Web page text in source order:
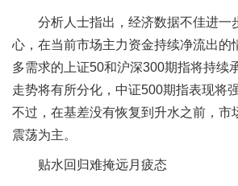
分析人士指出，经济数据不佳进一
心，在当前市场主力资金持续净流出的
多需求的上证50和沪深300期指将持续
走势将有所分化，中证500期指表现将
不过，在基差没有恢复到升水之前，市
震荡为主。
贴水回归难掩远月疲态